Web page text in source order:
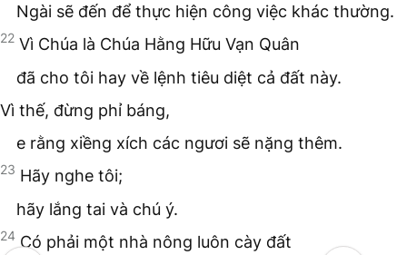
Ngài sẽ đến để thực hiện công việc khác thường.
22 Vì Chúa là Chúa Hằng Hữu Vạn Quân
đã cho tôi hay về lệnh tiêu diệt cả đất này.
Vì thế, đừng phỉ báng,
e rằng xiềng xích các ngươi sẽ nặng thêm.
23 Hãy nghe tôi;
hãy lắng tai và chú ý.
24 Có phải một nhà nông luôn cày đất